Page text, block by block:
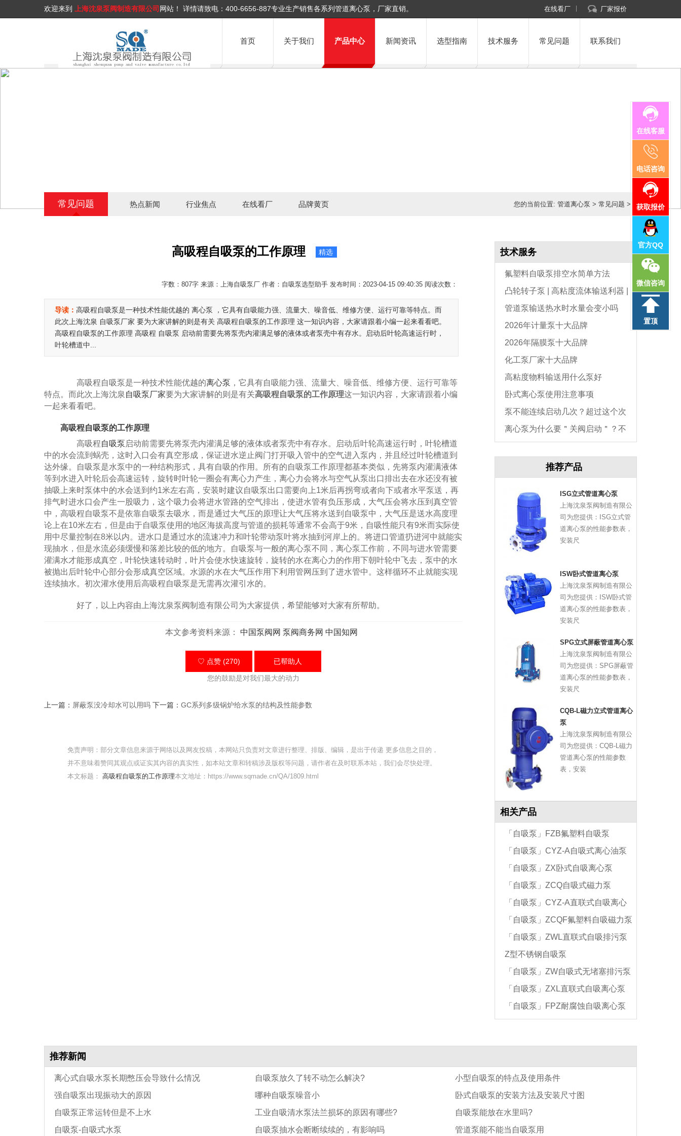
欢迎来到 上海沈泉泵阀制造有限公司 网站！ 详情请致电： 400-6656-887专业生产销售各系列管道离心泵，厂家直销。 在线看厂 厂家报价
首页 关于我们 产品中心 新闻资讯 选型指南 技术服务 常见问题 联系我们
在线客服
电话咨询
获取报价
官方QQ
微信咨询
置顶
常见问题 热点新闻 行业焦点 在线看厂 品牌黄页 您的当前位置:管道离心泵 >常见问题 >
高吸程自吸泵的工作原理 精选
字数：807字 来源：上海自吸泵厂 作者：自吸泵选型助手 发布时间：2023-04-15 09:40:35 阅读次数：
导读： 高吸程自吸泵是一种技术性能优越的 离心泵 ，它具有自吸能力强、流量大、噪音低、维修方便、运行可靠等特点。而
此次上海沈泉 自吸泵厂家 要为大家讲解的则是有关 高吸程自吸泵的工作原理 这一知识内容，大家请跟着小编一起来看看吧。
高吸程自吸泵的工作原理 高吸程 自吸泵 启动前需要先将泵壳内灌满足够的液体或者泵壳中有存水。启动后叶轮高速运行时，
叶轮槽道中...
高吸程自吸泵是一种技术性能优越的离心泵 ，它具有自吸能力强、流量大、噪音低、维修方便、运行可靠等
特点。而此次上海沈泉 自吸泵厂家要为大家讲解的则是有关高吸程自吸泵的工作原理这一知识内容，大家请跟着小编
一起来看看吧。
高吸程自吸泵的工作原理
高吸程自吸泵 启动前需要先将泵壳内灌满足够的液体或者泵壳中有存水。启动后叶轮高速运行时，叶轮槽道
中的水会流到蜗壳，这时入口会有真空形成，保证进水逆止阀门打开吸入管中的空气进入泵内，并且经过叶轮槽道到
达外缘。自吸泵是水泵中的一种结构形式，具有自吸的作用。所有的自吸泵工作原理都基本类似，先将泵内灌满液体
等到水进入叶轮后会高速运转，旋转时叶轮一圈会有离心力产生，离心力会将水与空气从泵出口排出去在水还没有被
抽吸上来时泵体中的水会送到约1米左右高，安装时建议自吸泵出口需要向上1米后再拐弯或者向下或者水平泵送，再
排气时进水口会产生一股吸力，这个吸力会将进水管路的空气排出，使进水管有负压形成，大气压会将水压到真空管
中，高吸程自吸泵不是依靠自吸泵去吸水，而是通过大气压的原理让大气压将水送到自吸泵中，大气压是送水高度理
论上在10米左右，但是由于自吸泵使用的地区海拔高度与管道的损耗等通常不会高于9米，自吸性能只有9米而实际使
用中尽量控制在8米以内。进水口是通过水的流速冲力和叶轮带动泵叶将水抽到河岸上的。将进口管道扔进河中就能实
现抽水，但是水流必须缓慢和落差比较的低的地方。自吸泵与一般的离心泵不同，离心泵工作前，不同与进水管需要
灌满水才能形成真空，叶轮快速转动时，叶片会使水快速旋转，旋转的水在离心力的作用下朝叶轮中飞去，泵中的水
被抛出后叶轮中心部分会形成真空区域。水源的水在大气压作用下利用管网压到了进水管中。这样循环不止就能实现
连续抽水。初次灌水使用后高吸程自吸泵是无需再次灌引水的。
好了，以上内容由上海沈泉泵阀制造有限公司为大家提供，希望能够对大家有所帮助。
本文参考资料来源： 中国泵阀网 泵阀商务网 中国知网
♡ 点赞 (270) 已帮助人
您的鼓励是对我们最大的动力
上一篇： 屏蔽泵没冷却水可以用吗 下一篇： GC系列多级锅炉给水泵的结构及性能参数
免责声明：部分文章信息来源于网络以及网友投稿，本网站只负责对文章进行整理、排版、编辑，是出于传递 更多信息之目的，
并不意味着赞同其观点或证实其内容的真实性，如本站文章和转稿涉及版权等问题，请作者在及时联系本站，我们会尽快处理。
本文标题： 高吸程自吸泵的工作原理本文地址：https://www.sqmade.cn/QA/1809.html
技术服务
氟塑料自吸泵排空水简单方法
凸轮转子泵 | 高粘度流体输送利器 |
选型与维护全指南
管道泵输送热水时水量会变小吗
2026年计量泵十大品牌
2026年隔膜泵十大品牌
化工泵厂家十大品牌
高粘度物料输送用什么泵好
卧式离心泵使用注意事项
泵不能连续启动几次？超过这个次
数，电机必坏
离心泵为什么要＂关阀启动＂？不
推荐产品
ISG立式管道离心泵
上海沈泉泵阀制造有限公
司为您提供：ISG立式管
道离心泵的性能参数表，
安装尺
ISW卧式管道离心泵
上海沈泉泵阀制造有限公
司为您提供：ISW卧式管
道离心泵的性能参数表，
安装尺
SPG立式屏蔽管道离心泵
上海沈泉泵阀制造有限公
司为您提供：SPG屏蔽管
道离心泵的性能参数表，
安装尺
CQB-L磁力立式管道离心
泵
上海沈泉泵阀制造有限公
司为您提供：CQB-L磁力
管道离心泵的性能参数
表，安装
相关产品
「自吸泵」FZB氟塑料自吸泵
「自吸泵」CYZ-A自吸式离心油泵
「自吸泵」ZX卧式自吸离心泵
「自吸泵」ZCQ自吸式磁力泵
「自吸泵」CYZ-A直联式自吸离心
油泵「自吸泵」ZCQF氟塑料自吸磁力泵
「自吸泵」ZWL直联式自吸排污泵
Z型不锈钢自吸泵
「自吸泵」ZW自吸式无堵塞排污泵
「自吸泵」ZXL直联式自吸离心泵
「自吸泵」FPZ耐腐蚀自吸离心泵
推荐新闻
离心式自吸水泵长期憋压会导致什么情况 自吸泵放久了转不动怎么解决?
小型自吸泵的特点及使用条件
强自吸泵出现振动大的原因
哪种自吸泵噪音小
卧式自吸泵的安装方法及安装尺寸图
自吸泵正常运转但是不上水
工业自吸清水泵法兰损坏的原因有哪些?
自吸泵能放在水里吗?
自吸泵-自吸式水泵
自吸泵抽水会断断续续的，有影响吗 管道泵能不能当自吸泵用